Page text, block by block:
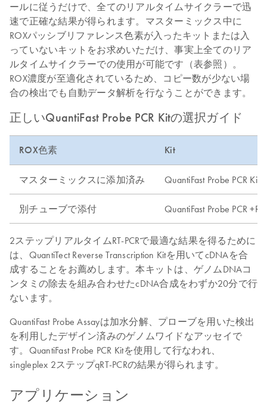
ールに従うだけで、全てのリアルタイムサイクラーで迅
速で正確な結果が得られます。マスターミックス中に
ROXパッシブリファレンス色素が入ったキットまたは入
っていないキットをお求めいただけ、事実上全てのリア
ルタイムサイクラーでの使用が可能です（表参照）。
ROX濃度が至適化されているため、コピー数が少ない場
合の検出でも自動データ解析を行なうことができます。
正しいQuantiFast Probe PCR Kitの選択ガイド
ROX色素 Kit
マスターミックスに添加済み QuantiFast Probe PCR Kit
別チューブで添付 QuantiFast Probe PCR
2ステップリアルタイムRT-PCRで最適な結果を得るために
は、QuantiTect Reverse Transcription Kitを用いてcDNAを合
成することをお薦めします。本キットは、ゲノムDNAコ
ンタミの除去を組み合わせたcDNA合成をわずか20分で行
ないます。
QuantiFast Probe Assayは加水分解、プローブを用いた検出
を利用したデザイン済みのゲノムワイドなアッセイで
す。QuantiFast Probe PCR Kitを使用して行なわれ、
singleplex 2ステップqRT-PCRの結果が得られます。
アプリケーション